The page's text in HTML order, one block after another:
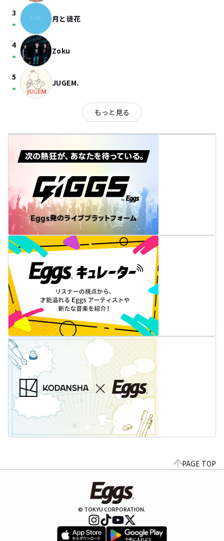
3
arrow_drop_up 月と徒花
4
arrow_drop_up Zoku
5
arrow_drop_up JUGEM.
もっと見る
PAGE TOP
© TOKYU CORPORATION.